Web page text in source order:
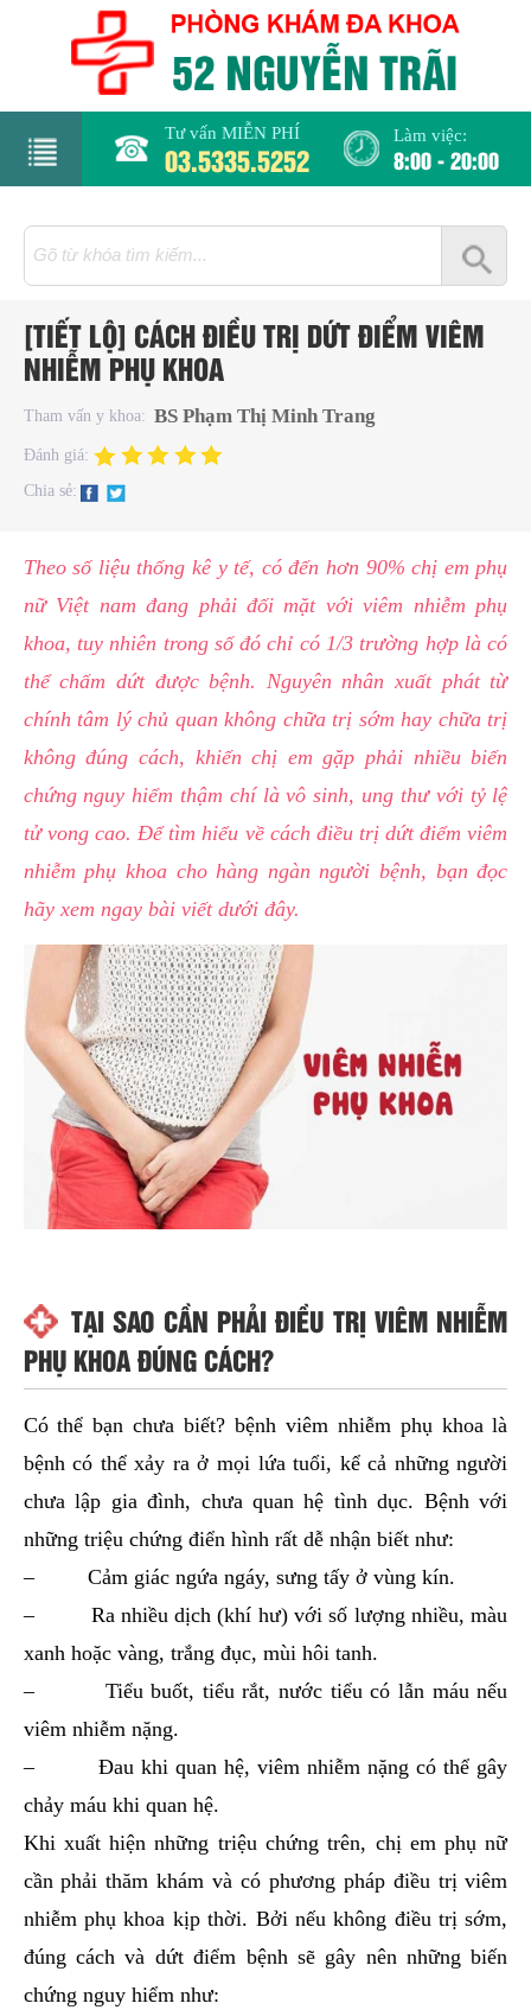
Tư vấn MIỄN PHÍ
03.5335.5252
Làm việc:
8:00 - 20:00
[TIẾT LỘ] CÁCH ĐIỀU TRỊ DỨT ĐIỂM VIÊM
NHIỄM PHỤ KHOA
Tham vấn y khoa: BS Phạm Thị Minh Trang
Đánh giá:
Chia sẻ:
Theo số liệu thống kê y tế, có đến hơn 90% chị em phụ
nữ Việt nam đang phải đối mặt với viêm nhiễm phụ
khoa, tuy nhiên trong số đó chỉ có 1/3 trường hợp là có
thể chấm dứt được bệnh. Nguyên nhân xuất phát từ
chính tâm lý chủ quan không chữa trị sớm hay chữa trị
không đúng cách, khiến chị em gặp phải nhiều biến
chứng nguy hiểm thậm chí là vô sinh, ung thư với tỷ lệ
tử vong cao. Để tìm hiểu về cách điều trị dứt điểm viêm
nhiễm phụ khoa cho hàng ngàn người bệnh, bạn đọc
hãy xem ngay bài viết dưới đây.
TẠI SAO CẦN PHẢI ĐIỀU TRỊ VIÊM NHIỄM
PHỤ KHOA ĐÚNG CÁCH?
Có thể bạn chưa biết? bệnh viêm nhiễm phụ khoa là
bệnh có thể xảy ra ở mọi lứa tuổi, kể cả những người
chưa lập gia đình, chưa quan hệ tình dục. Bệnh với
những triệu chứng điển hình rất dễ nhận biết như:
– Cảm giác ngứa ngáy, sưng tấy ở vùng kín.
– Ra nhiều dịch (khí hư) với số lượng nhiều, màu
xanh hoặc vàng, trắng đục, mùi hôi tanh.
– Tiểu buốt, tiểu rắt, nước tiểu có lẫn máu nếu
viêm nhiễm nặng.
– Đau khi quan hệ, viêm nhiễm nặng có thể gây
chảy máu khi quan hệ.
Khi xuất hiện những triệu chứng trên, chị em phụ nữ
cần phải thăm khám và có phương pháp điều trị viêm
nhiễm phụ khoa kịp thời. Bởi nếu không điều trị sớm,
đúng cách và dứt điểm bệnh sẽ gây nên những biến
chứng nguy hiểm như: